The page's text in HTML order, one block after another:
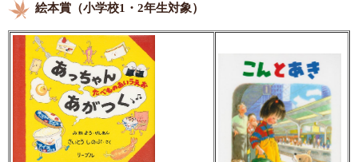
絵本賞（小学校1・2年生対象）